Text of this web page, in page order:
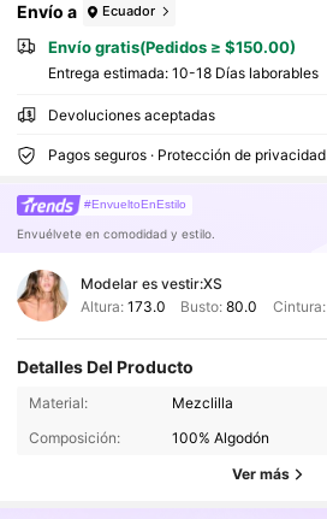
Envío a Ecuador
Envío gratis(Pedidos ≥ $150.00)
Entrega estimada: 10-18 Días laborables
Devoluciones aceptadas
Pagos seguros · Protección de privacidad
#EnvueltoEnEstilo
Envuélvete en comodidad y estilo.
Modelar es vestir:XS
Altura: 173.0 Busto:80.0 Cintura:
Detalles Del Producto
Material:
Mezclilla
Composición:
100% Algodón
Ver más
453K Seguidores
4.76 453K Seguidores